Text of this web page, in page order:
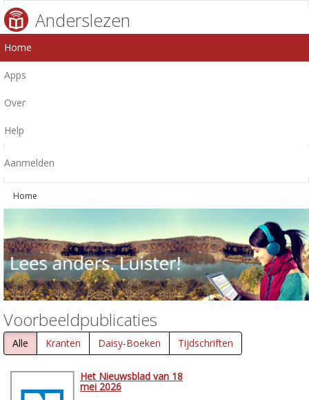
Anderslezen
Home
Apps
Over
Help
Aanmelden
Home
Voorbeeldpublicaties
Alle Kranten Daisy-Boeken Tijdschriften
Het Nieuwsblad van 18
mei 2026